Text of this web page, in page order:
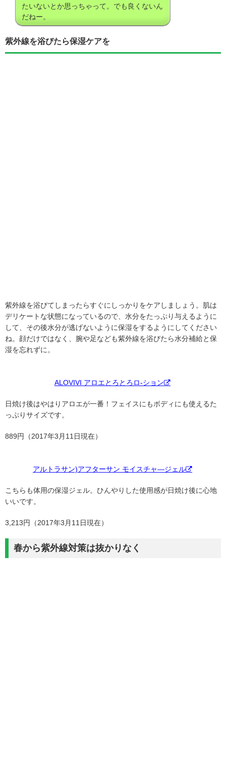
たいないとか思っちゃって。でも良くないん
だねー。
紫外線を浴びたら保湿ケアを
紫外線を浴びてしまったらすぐにしっかりをケアしましょう。肌は
デリケートな状態になっているので、水分をたっぷり与えるように
して、その後水分が逃げないように保湿をするようにしてください
ね。顔だけではなく、腕や足なども紫外線を浴びたら水分補給と保
湿を忘れずに。
ALOVIVI アロエとろとろロ-ション
日焼け後はやはりアロエが一番！フェイスにもボディにも使えるた
っぷりサイズです。
889円（2017年3月11日現在）
アルトラサン)アフターサン モイスチャ―ジェル
こちらも体用の保湿ジェル。ひんやりした使用感が日焼け後に心地
いいです。
3,213円（2017年3月11日現在）
春から紫外線対策は抜かりなく